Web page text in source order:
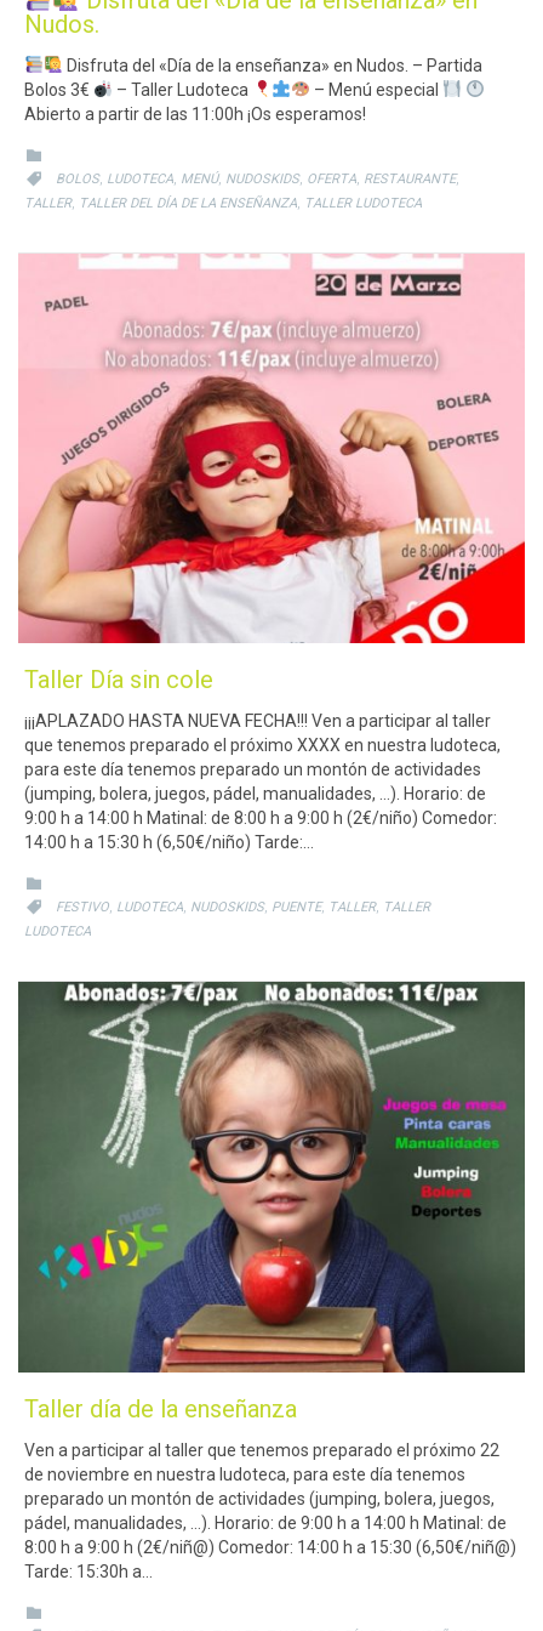
Nudos.
Disfruta del «Día de la enseñanza» en Nudos. – Partida
Bolos 3€
– Taller Ludoteca
– Menú especial
Abierto a partir de las 11:00h ¡Os esperamos!

 CATEGORY
BOLOS, LUDOTECA, MENÚ, NUDOSKIDS, OFERTA, RESTAURANTE,
TALLER, TALLER DEL DÍA DE LA ENSEÑANZA, TALLER LUDOTECA
Taller Día sin cole
¡¡¡APLAZADO HASTA NUEVA FECHA!!! Ven a participar al taller
que tenemos preparado el próximo XXXX en nuestra ludoteca,
para este día tenemos preparado un montón de actividades
(jumping, bolera, juegos, pádel, manualidades, …). Horario: de
9:00 h a 14:00 h Matinal: de 8:00 h a 9:00 h (2€/niño) Comedor:
14:00 h a 15:30 h (6,50€/niño) Tarde:…

 CATEGORY
FESTIVO, LUDOTECA, NUDOSKIDS, PUENTE, TALLER, TALLER
LUDOTECA
Taller día de la enseñanza
Ven a participar al taller que tenemos preparado el próximo 22
de noviembre en nuestra ludoteca, para este día tenemos
preparado un montón de actividades (jumping, bolera, juegos,
pádel, manualidades, …). Horario: de 9:00 h a 14:00 h Matinal: de
8:00 h a 9:00 h (2€/niñ@) Comedor: 14:00 h a 15:30 (6,50€/niñ@)
Tarde: 15:30h a…
